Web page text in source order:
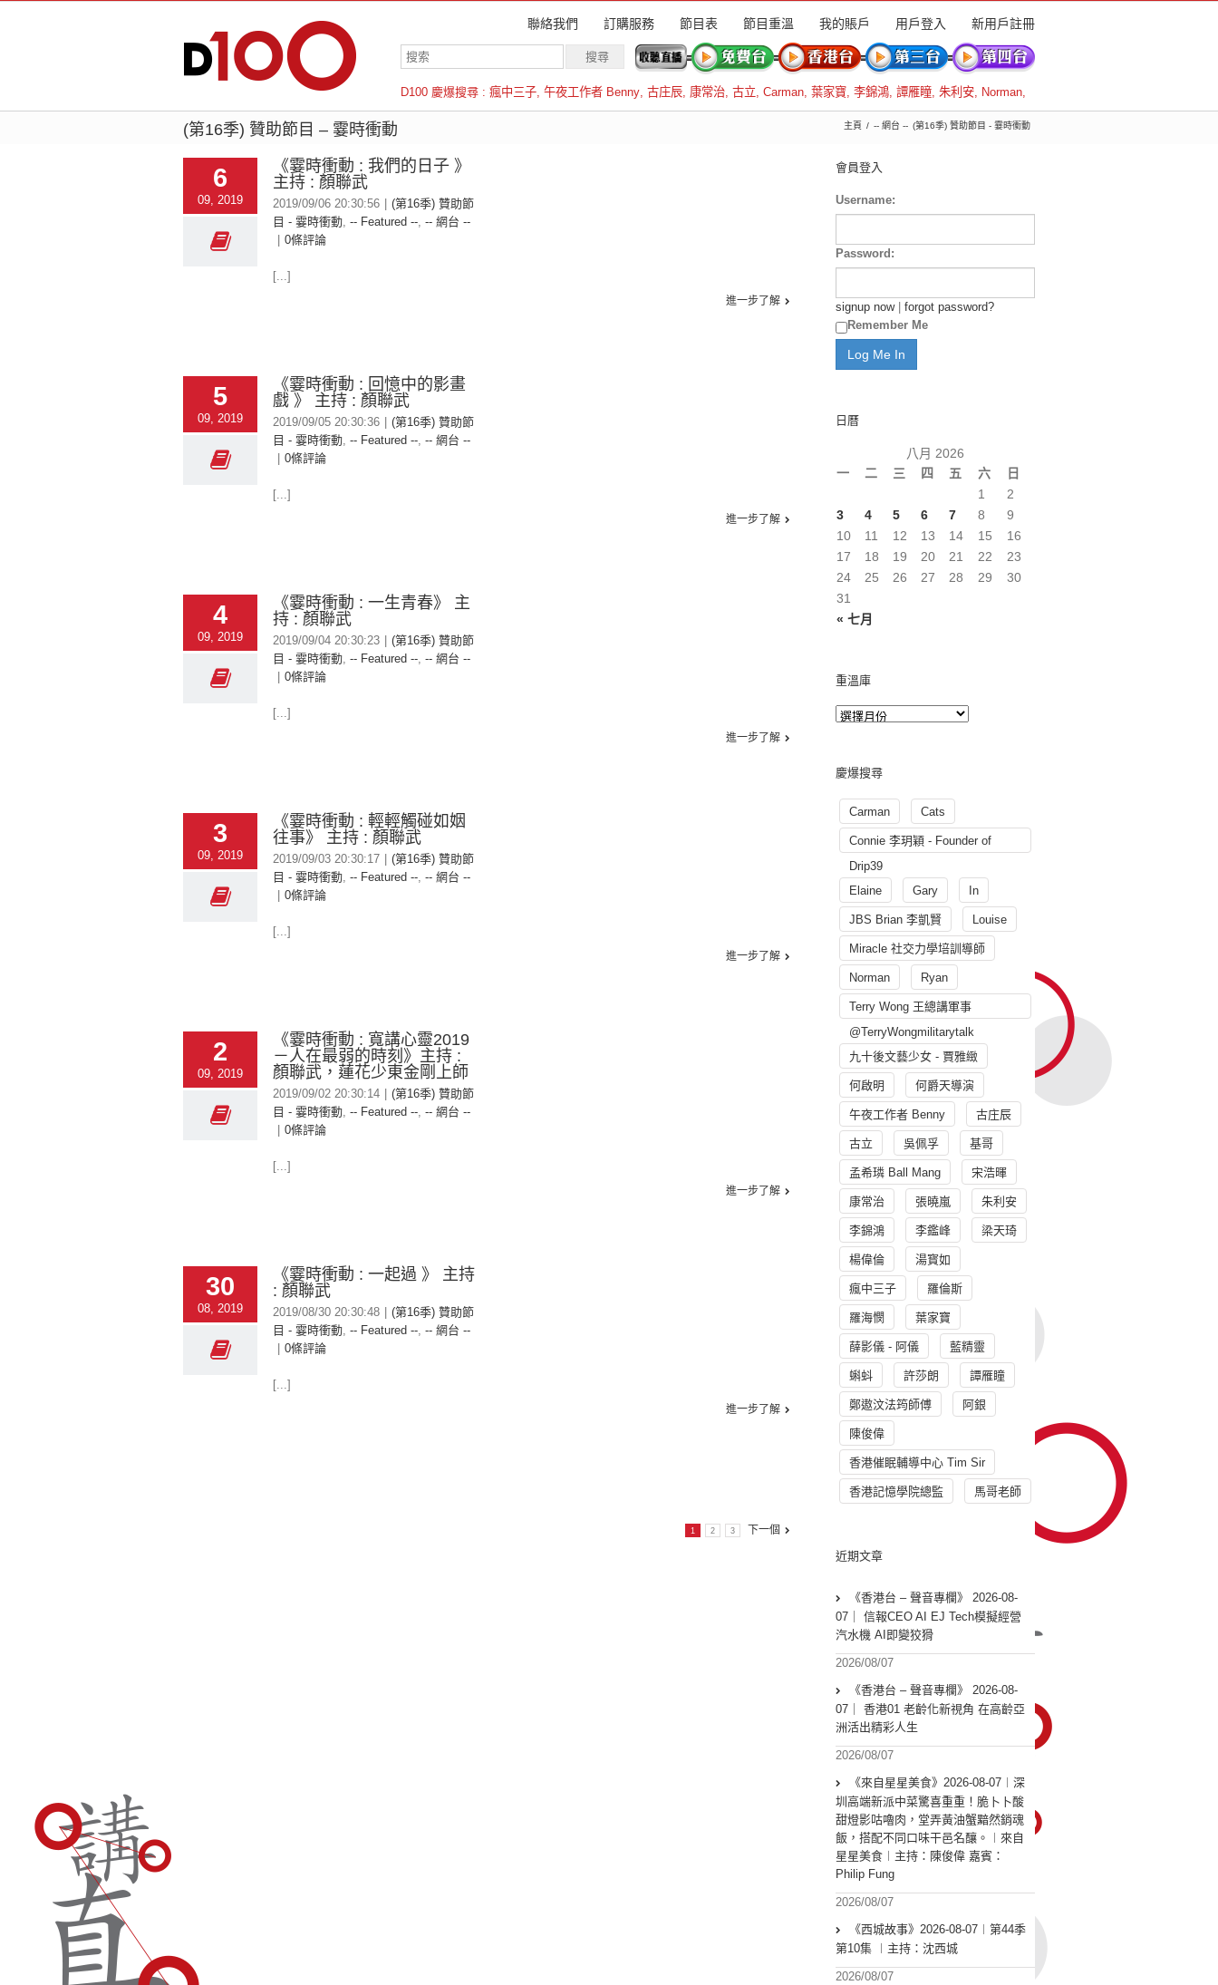
聯絡我們 訂購服務 節目表 節目重溫 我的賬戶 用戶登入 新用戶註冊
D100 慶爆搜尋 : 瘋中三子, 午夜工作者 Benny, 古庄辰, 康常治, 古立, Carman, 葉家寶, 李錦鴻, 譚雁瞳, 朱利安, Norman,
羅倫斯
(第16季) 贊助節目 – 霎時衝動 主頁 -- 網台 -- (第16季) 贊助節目 - 霎時衝動
6
09, 2019
《霎時衝動 : 我們的日子 》
主持 : 顏聯武
2019/09/06 20:30:56
(第16季) 贊助節
目 - 霎時衝動, -- Featured --, -- 網台 --
0條評論
[...]
進一步了解
5
09, 2019
《霎時衝動 : 回憶中的影畫
戲 》 主持 : 顏聯武
2019/09/05 20:30:36
(第16季) 贊助節
目 - 霎時衝動, -- Featured --, -- 網台 --
0條評論
[...]
進一步了解
4
09, 2019
《霎時衝動 : 一生青春》 主
持 : 顏聯武
2019/09/04 20:30:23
(第16季) 贊助節
目 - 霎時衝動, -- Featured --, -- 網台 --
0條評論
[...]
進一步了解
3
09, 2019
《霎時衝動 : 輕輕觸碰如姻
往事》 主持 : 顏聯武
2019/09/03 20:30:17
(第16季) 贊助節
目 - 霎時衝動, -- Featured --, -- 網台 --
0條評論
[...]
進一步了解
2
09, 2019
《霎時衝動 : 寬講心靈2019
－人在最弱的時刻》主持 :
顏聯武，蓮花少東金剛上師
2019/09/02 20:30:14
(第16季) 贊助節
目 - 霎時衝動, -- Featured --, -- 網台 --
0條評論
[...]
進一步了解
30
08, 2019
《霎時衝動 : 一起過 》 主持
: 顏聯武
2019/08/30 20:30:48
(第16季) 贊助節
目 - 霎時衝動, -- Featured --, -- 網台 --
0條評論
[...]
進一步了解
1 2 3 下一個
會員登入
Username:
Password:
signup now| forgot password?
Remember Me
日曆
八月 2026
一
二 三 四 五 六 日
« 七月
1
2
3
4 5 6 7 8
9
10
11 12 13 14 15
16
17
18 19 20 21 22
23
24
25 26 27 28 29
30
31
重溫庫
慶爆搜尋
Carman Cats
Connie 李玥穎 - Founder of
Drip39
Elaine
Gary In
JBS Brian 李凱賢 Louise
Miracle 社交力學培訓導師
Norman Ryan
Terry Wong 王總講軍事
@TerryWongmilitarytalk
九十後文藝少女 - 賈雅緻
何啟明 何爵天導演
午夜工作者 Benny 古庄辰
古立 吳佩孚 基哥
孟希璘 Ball Mang 宋浩暉
康常治 張曉嵐 朱利安
李錦鴻 李鑑峰 梁天琦
楊偉倫 湯寳如
瘋中三子 羅倫斯
羅海憫 葉家寶
薛影儀 - 阿儀 藍精靈
蝌蚪 許莎朗 譚雁瞳
鄭遨汶法筠師傅 阿銀
陳俊偉
香港催眠輔導中心 Tim Sir
香港記憶學院總監 馬哥老師
近期文章
《香港台 – 聲音專欄》 2026-08-
07｜ 信報CEO AI EJ Tech模擬經營
汽水機 AI即變狡猾
2026/08/07
《香港台 – 聲音專欄》 2026-08-
07｜ 香港01 老齡化新視角 在高齡亞
洲活出精彩人生
2026/08/07
《來自星星美食》2026-08-07︱深
圳高端新派中菜驚喜重重！脆卜卜酸
甜燈影咕嚕肉，堂弄黃油蟹黯然銷魂
飯，搭配不同口味干邑名釀。︱來自
星星美食︱主持：陳俊偉 嘉賓：
Philip Fung
2026/08/07
《西城故事》2026-08-07︱第44季
第10集 ︱主持：沈西城
2026/08/07